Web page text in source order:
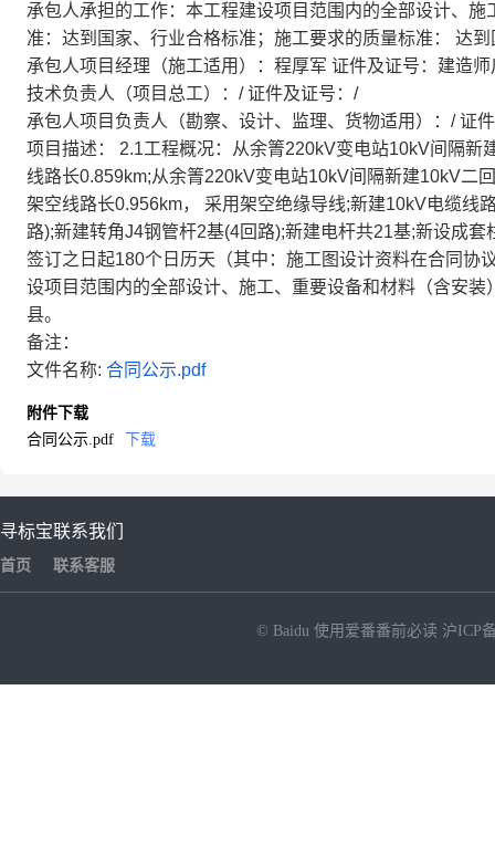
承包人承担的工作：本工程建设项目范围内的全部设计、
准：达到国家、行业合格标准；施工要求的质量标准： 达
承包人项目经理（施工适用）：程厚军 证件及证号：建造
技术负责人（项目总工）：/ 证件及证号：/
承包人项目负责人（勘察、设计、监理、货物适用）：/ 证
项目描述： 2.1工程概况：从余箐220kV变电站10kV间隔
线路长0.859km;从余箐220kV变电站10kV间隔新建10kV二
架空线路长0.956km， 采用架空绝缘导线;新建10kV电缆线
路);新建转角J4钢管杆2基(4回路);新建电杆共21基;新设成
签订之日起180个日历天（其中：施工图设计资料在合同协
设项目范围内的全部设计、施工、重要设备和材料（含安
县。
备注：
文件名称: 合同公示.pdf
附件下载
合同公示.pdf
下载
寻标宝
首页
联系我们
联系客服
© Baidu 使用爱番番前必读 沪ICP